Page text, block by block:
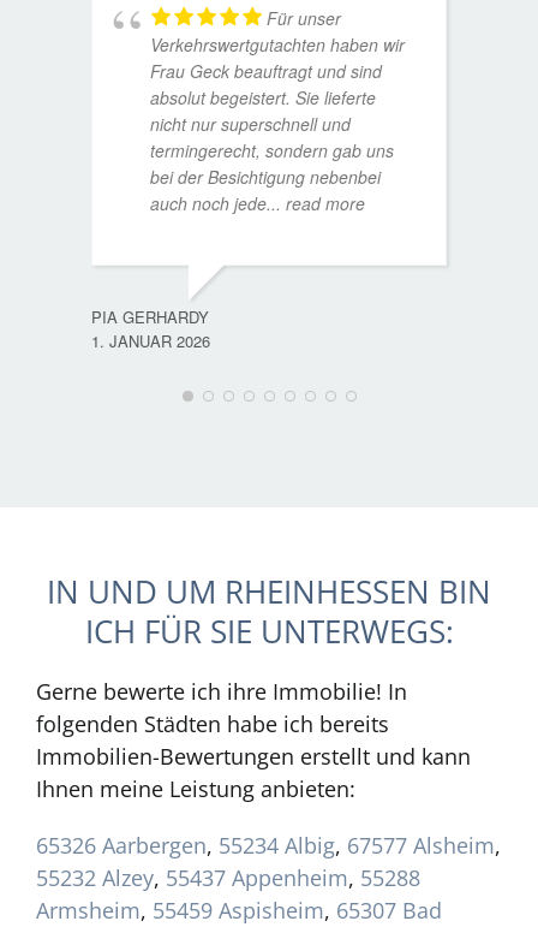
Für unser
Verkehrswertgutachten haben wir
Frau Geck beauftragt und sind
absolut begeistert. Sie lieferte
nicht nur superschnell und
termingerecht, sondern gab uns
bei der Besichtigung nebenbei
auch noch jede... read more
PIA GERHARDY
1. JANUAR 2026
IN UND UM RHEINHESSEN BIN
ICH FÜR SIE UNTERWEGS:
Gerne bewerte ich ihre Immobilie! In
folgenden Städten habe ich bereits
Immobilien-Bewertungen erstellt und kann
Ihnen meine Leistung anbieten:
65326 Aarbergen, 55234 Albig, 67577 Alsheim,
55232 Alzey, 55437 Appenheim, 55288
Armsheim, 55459 Aspisheim, 65307 Bad